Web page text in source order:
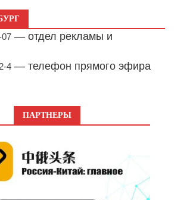
07 — отдел рекламы и
4 — телефон прямого эфира
ПАРТНЕРЫ